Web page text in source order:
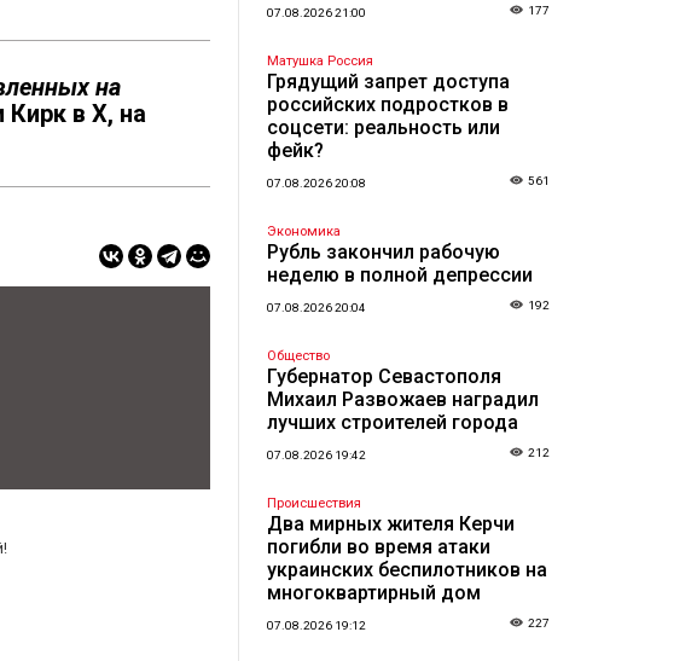
на
Кирк в X, на
07.08.2026 21:00 177
Матушка Россия
Грядущий запрет доступа
российских подростков в
соцсети: реальность или
фейк?
07.08.2026 20:08 561
Экономика
Рубль закончил рабочую
неделю в полной депрессии
07.08.2026 20:04 192
Общество
Губернатор Севастополя
Михаил Развожаев наградил
лучших строителей города
07.08.2026 19:42 212
Происшествия
Два мирных жителя Керчи
погибли во время атаки
украинских беспилотников на
многоквартирный дом
07.08.2026 19:12 227